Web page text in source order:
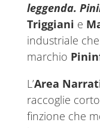
leggenda.
Triggiani e
industriale
marchio
L’Area
raccoglie
finzione che